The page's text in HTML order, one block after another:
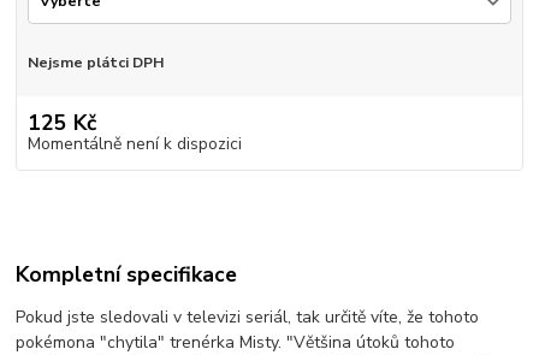
Nejsme plátci DPH
125 Kč
Momentálně není k dispozici
Kompletní specifikace
Pokud jste sledovali v televizi seriál, tak určitě víte, že tohoto
pokémona "chytila" trenérka Misty. "Většina útoků tohoto